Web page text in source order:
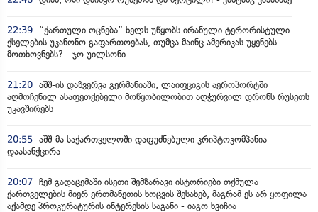
22:39
“ქართული ოცნება” ხელს უწყობს ირანული ტერორისტული
ქსელების უკანონო გაფართოებას, თუმცა მაინც ამერიკას უყენებს
მოთხოვნებს? - ჯო უილსონი
21:20 აშშ-ის დაზვერვა გერმანიაში, ლაიფციგის აეროპორტში
აღმოჩენილ ასაფეთქებელი მოწყობილობით აღჭურვილ დრონს რუსეთს
უკავშირებს
20:55 აშშ-მა საქართველოში დაფუძნებული კრიპტოკომპანია
დაასანქცირა
20:07 ჩემ გადაცემაში ისეთი შემზარავი ისტორიები თქმულა
ქართველების მიერ ერთმანეთის ხოცვის შესახებ, მაგრამ ეს არ ყოფილა
აქამდე პროკურატურის ინტერესის საგანი - იაგო ხვიჩია